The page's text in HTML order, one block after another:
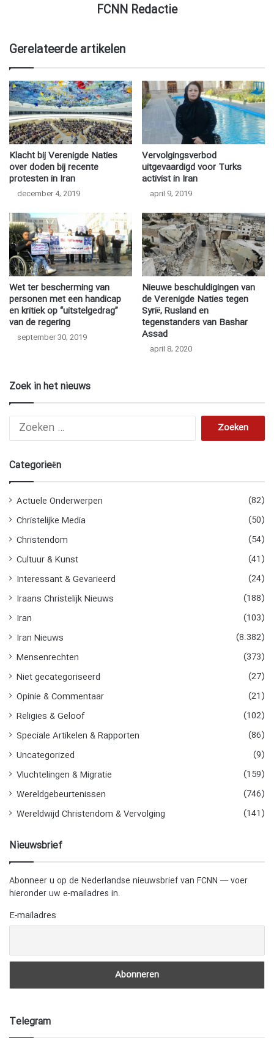
FCNN Redactie
Gerelateerde artikelen
Klacht bij Verenigde Naties
over doden bij recente
protesten in Iran
december 4, 2019
Vervolgingsverbod
uitgevaardigd voor Turks
activist in Iran
april 9, 2019
Wet ter bescherming van
personen met een handicap
en kritiek op “uitstelgedrag”
van de regering
september 30, 2019
Nieuwe beschuldigingen van
de Verenigde Naties tegen
Syrië, Rusland en
tegenstanders van Bashar
Assad
april 8, 2020
Zoek in het nieuws
n
Categorieën
Actuele Onderwerpen
(82)
Christelijke Media
(50)
Christendom
(54)
Cultuur & Kunst
(41)
Interessant & Gevarieerd
(24)
Iraans Christelijk Nieuws
(188)
Iran
(103)
Iran Nieuws
(8.382)
Mensenrechten
(373)
Niet gecategoriseerd
(27)
Opinie & Commentaar
(21)
Religies & Geloof
(102)
Speciale Artikelen & Rapporten
(86)
Uncategorized
(9)
Vluchtelingen & Migratie
(159)
Wereldgebeurtenissen
(746)
Wereldwijd Christendom & Vervolging
(141)
Nieuwsbrief
Abonneer u op de Nederlandse nieuwsbrief van FCNN — voer
hieronder uw e-mailadres in.
E-mailadres
Telegram